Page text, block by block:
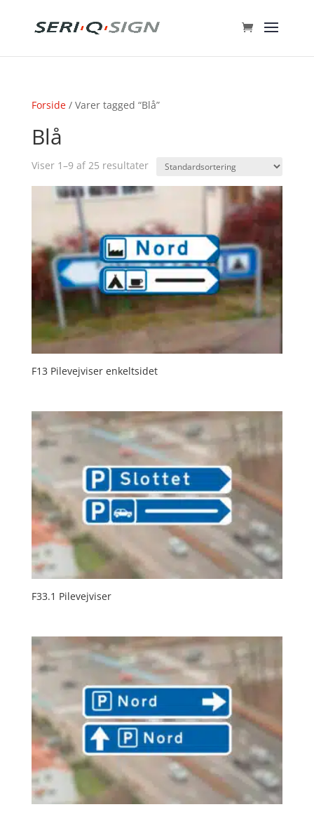
Forside/ Varer tagged “Blå”
Blå
Viser 1–9 af 25 resultater
F13 Pilevejviser enkeltsidet
F33.1 Pilevejviser